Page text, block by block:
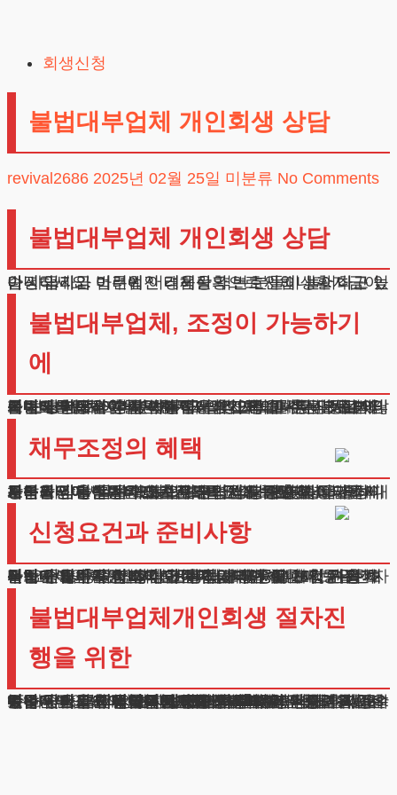
content
회생신청
불법대부업체 개인회생 상담
revival2686 2025년 02월 25일 미분류 No Comments
불법대부업체 개인회생 상담
안녕하세요. 법무법인 테헤란의 변호사입니다. 최근 높아진 금리와 어려워진 경제상황으로 인해 생활자금이나 사업자금 마련에 어려움을 겪는 분들이 늘어나고 있습니다.
불법대부업체, 조정이 가능하기
에
불법대부업체 이들은 채무자의 가족이나 직장동료에게까지 연락하여 심각한 정신적 고통을 주거나, 심지어 폭력배를 동원한 협박까지 서슴지 않습니다.
이런 상황에서 혼자 해결책을 찾으려 하시는 분들이 많은데요. 제가 여러분에게 꼭 알려드리고 싶은 것이 있습니다. 바로 이러한 채무도 법적 제도를 통해 해결이 가능하다는 점입니다. 불법대부업체의 채무 역시 법원의 판단하에 조정이 가능하며, 강압적인 추심으로부터도 보호받으실 수 있습니다.
채무조정의 혜택
사금융권에서 받은 대출금도 법원의 판단 아래 조정이 가능합니다. 일반적으로 원금의 상당 부분과 이자의 대부분을 감면받을 수 있으며, 법원의 보호명령을 통해 강압적인 추심행위도 즉시 중단시킬 수 있습니다.
등록되지 않은 사채업자로부터 받은 대출도 동일하게 처리가 가능합니다. 불법대부업체 불공정한 이자율이 오히려 감면 폭을 크게 만드는 요소가 됩니다.
채무조정이 인가되면 기존의 연체기록도 해소되어 새로운 시작을 할 수 있는 기회를 얻게 됩니다.
신청요건과 준비사항
불법대부업체개인회생 신청하시려면 몇 가지 기본적인 요건을 충족하셔야 합니다. 가장 중요한 것은 정기적인 수입이 있어야 한다는 점입니다.
직장인이나 자영업자 모두 가능하며, 4대보험 가입 여부는 중요하지 않습니다. 불법대부업체 현재 보유한 자산보다 채무가 더 많아야 하며, 사금융을 포함한 총 채무액이 천만 원 이상이어야 합니다.
다만 담보채무는 15억 원, 무담보채무는 10억 원을 초과하지 않아야 합니다. 또한 최근 5년 이내에 동일한 절차로 채무를 정리하신 적이 없어야 합니다.
불법대부업체개인회생 절차진
행을 위한
불법대부업체개인회생 법원에 제출하는 상환계획안은 매우 중요한 서류입니다. 본인의 실제 상환능력을 정확히 파악하고 제시하는 것이 핵심인데요.
너무 낮은 금액을 제시하면 인가를 받기 어렵고, 너무 높은 금액을 제시하면 나중에 이행에 어려움을 겪을 수 있습니다. 불법대부업체, 저희 법무법인은 오랜 기간 수많은 의뢰인의 채무문제를 해결해왔습니다.
강압적인 독촉에 시달리고 계신다면, 더 이상 혼자 고민하지 마시고 법률전문가와 상담하시기 바랍니다. 새로운 시작을 준비하실 수 있도록, 저희가 함께 하겠습니다. 상호 : 법무법인 테헤란
사업자 : 589-86-01340
대표자 : 이수학
주소 : 서울시 강남구 테헤란로 420, KT선릉타워West 9층
광고책임변호사 : 이수학